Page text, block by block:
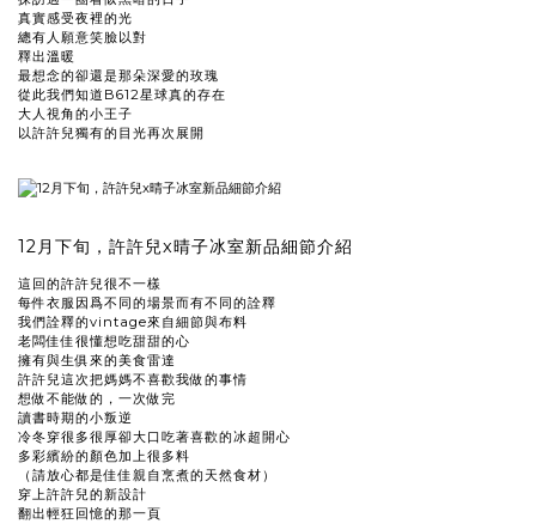
真實感受夜裡的光
總有人願意笑臉以對
釋出溫暖
最想念的卻還是那朵深愛的玫瑰
從此我們知道B612星球真的存在
大人視角的小王子
以許許兒獨有的目光再次展開
12月下旬，許許兒x晴子冰室新品細節介紹
這回的許許兒很不一樣
每件衣服因爲不同的場景而有不同的詮釋
我們詮釋的vintage來自細節與布料
老闆佳佳很懂想吃甜甜的心
擁有與生俱來的美食雷達
許許兒這次把媽媽不喜歡我做的事情
想做不能做的，一次做完
讀書時期的小叛逆
冷冬穿很多很厚卻大口吃著喜歡的冰超開心
多彩繽紛的顏色加上很多料
（請放心都是佳佳親自烹煮的天然食材）
穿上許許兒的新設計
翻出輕狂回憶的那一頁